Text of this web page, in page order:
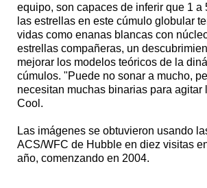
equipo, son capaces de inferir que 1 a
las estrellas en este cúmulo globular
vidas como enanas blancas con
estrellas compañeras, un
mejorar los modelos teóricos de la
cúmulos. "Puede no sonar a mucho,
necesitan muchas binarias para agitar
Cool.
Las imágenes se obtuvieron usando
ACS/WFC de Hubble en diez visitas
año, comenzando en 2004.